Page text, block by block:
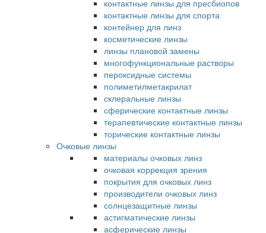
контактные линзы для пресбиопов
контактные линзы для спорта
контейнер для линз
косметические линзы
линзы плановой замены
многофункциональные растворы
пероксидные системы
полиметилметакрилат
склеральные линзы
сферические контактные линзы
терапевтические контактные линзы
торические контактные линзы
Очковые линзы
материалы очковых линз
очковая коррекция зрения
покрытия для очковых линз
производители очковых линз
солнцезащитные линзы
астигматические линзы
асферические линзы